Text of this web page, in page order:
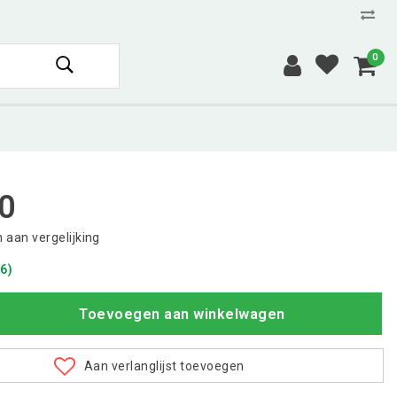
0
aan vergelijking
Toevoegen aan winkelwagen
Aan verlanglijst toevoegen